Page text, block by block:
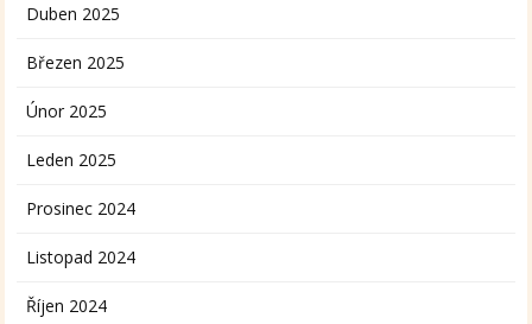
Duben 2025
Březen 2025
Únor 2025
Leden 2025
Prosinec 2024
Listopad 2024
Říjen 2024